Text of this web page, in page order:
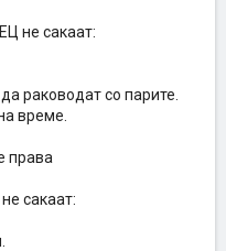
не сакаат:
раководат со парите.
време.
права
сакаат: